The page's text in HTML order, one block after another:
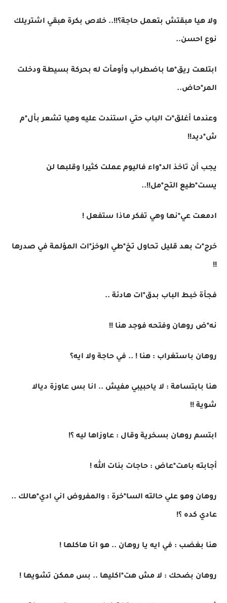
ولا هيا مبقتش بتعمل حاجة؟!!.. خلاص بكرة هبقي اشتريلك
نوع احسن..
ابتلعت ريق*ها باضطراب وأومأت له بحركة بسيطة ودخلت
المر*حاض..
وعندما أغلق*ت الباب حتي استندت عليه وهيا تشعر بأل*م
ش*ديد!!
يجب أن تاخذ الد*واء فاليوم عملت كثيرا وقلبها لن
يست*طيع التح*مل!!..
ادمعت عي*نها وهي تفكر ماذا ستفعل !
خرج*ت بعد قليل تحاول تخ*طي الوخز*ات المؤلمة في صدرها
!!
فجأة خبط الباب بدق*ات هادئة ..
نه*ض روهان وفتحه فوجد هنا !!
روهان باستغراب : هنا ! .. في حاجة ولا ايه؟
هنا بابتسامة : لا ياحبيبي مفيش .. انا بس عاوزة ديالا
شوية !!
ابتسم روهان بسخرية وقال : عاوزاها ليه ؟!
أجابته بامت*عاض : حاجات بنات الله !
روهان وهو علي حالته السا*خرة : والمفروض اني ادي*هالك ..
عادي كده ؟!
هنا بغضب : في ايه يا روهان .. هو انا هاكلها !
روهان بضحك : لا مش هت*اكليها .. بس ممكن تشويها !